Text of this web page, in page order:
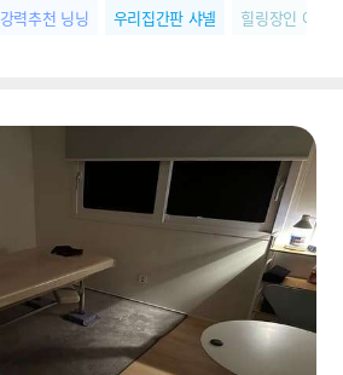
강력추천 닝닝 우리집간판 샤넬 힐링장인 아윤